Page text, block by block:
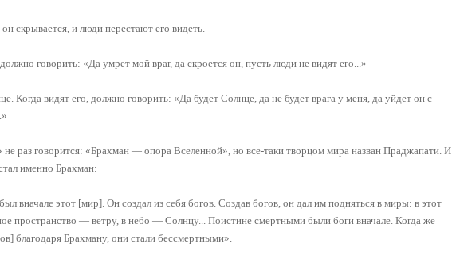
скрывается, и люди перестают его видеть.
говорить: «Да умрет мой враг, да скроется он, пусть люди не видят его...»
Когда видят его, должно говорить: «Да будет Солнце, да не будет врага у меня, да уйдет он с
раз говорится: «Брахман — опора Вселенной», но все-таки творцом мира назван Праджапати. И
именно Брахман:
вначале этот [мир]. Он создал из себя богов. Создав богов, он дал им подняться в миры: в этот
пространство — ветру, в небо — Солнцу... Поистине смертными были боги вначале. Когда же
благодаря Брахману, они стали бессмертными».